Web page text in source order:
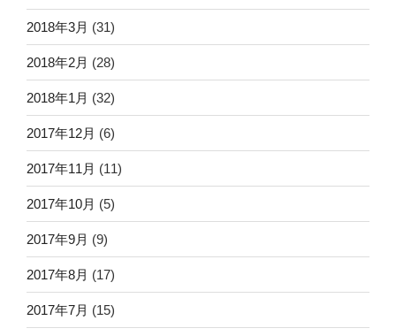
2018年3月 (31)
2018年2月 (28)
2018年1月 (32)
2017年12月 (6)
2017年11月 (11)
2017年10月 (5)
2017年9月 (9)
2017年8月 (17)
2017年7月 (15)